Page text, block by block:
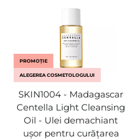
PROMOȚIE
ALEGEREA COSMETOLOGULUI
SKIN1004 - Madagascar
Centella Light Cleansing
Oil - Ulei demachiant
ușor pentru curățarea